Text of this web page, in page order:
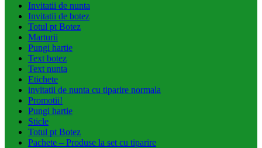
Invitatii de nunta
Invitatii de botez
Totul pt Botez
Marturii
Pungi hartie
Text botez
Text nunta
Etichete
invitatii de nunta cu tiparire normala
Promotii!
Pungi hartie
Sticle
Totul pt Botez
Pachete – Produse la set cu tiparire